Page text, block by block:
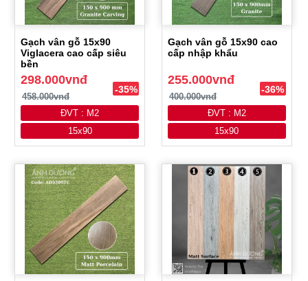
Gạch vân gỗ 15x90
Viglacera cao cấp siêu
bền
298.000vnđ
458.000vnđ
-35%
ĐVT : M2
15x90
Gạch vân gỗ 15x90 cao
cấp nhập khẩu
255.000vnđ
400.000vnđ
-36%
ĐVT : M2
15x90